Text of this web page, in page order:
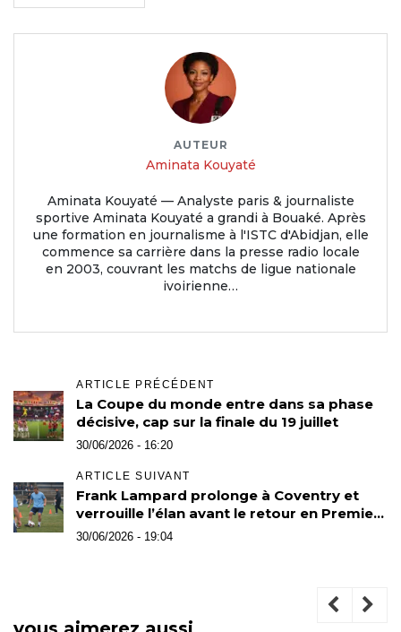
AUTEUR
Aminata Kouyaté
Aminata Kouyaté — Analyste paris & journaliste
sportive Aminata Kouyaté a grandi à Bouaké. Après
une formation en journalisme à l'ISTC d'Abidjan, elle
commence sa carrière dans la presse radio locale
en 2003, couvrant les matchs de ligue nationale
ivoirienne…
ARTICLE PRÉCÉDENT
La Coupe du monde entre dans sa phase
décisive, cap sur la finale du 19 juillet
30/06/2026 - 16:20
ARTICLE SUIVANT
Frank Lampard prolonge à Coventry et
verrouille l’élan avant le retour en Premier
League
30/06/2026 - 19:04